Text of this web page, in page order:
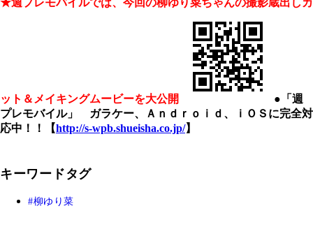
★週プレモバイルでは、今回の柳ゆり菜ちゃんの撮影蔵出しカ
ット＆メイキングムービーを大公開
●「週
プレモバイル」 ガラケー、Ａｎｄｒｏｉｄ、ｉＯＳに完全対
応中！！【http://s-wpb.shueisha.co.jp/】
キーワードタグ
柳ゆり菜